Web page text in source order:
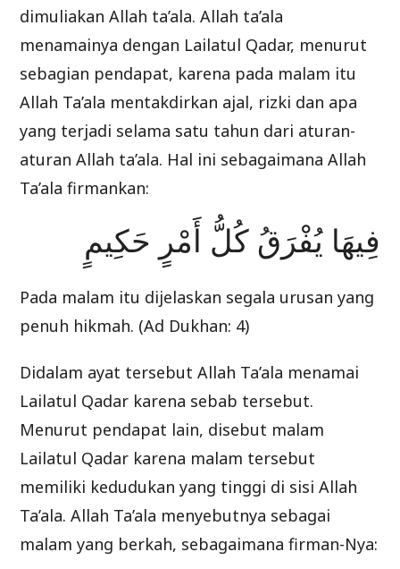
dimuliakan Allah ta’ala. Allah ta’ala
menamainya dengan Lailatul Qadar, menurut
sebagian pendapat, karena pada malam itu
Allah Ta’ala mentakdirkan ajal, rizki dan apa
yang terjadi selama satu tahun dari aturan-
aturan Allah ta’ala. Hal ini sebagaimana Allah
Ta’ala firmankan:
فِيهَا يُفْرَقُ كُلُّ أَمْرٍ حَكِيمٍ
Pada malam itu dijelaskan segala urusan yang
penuh hikmah. (Ad Dukhan: 4)
Didalam ayat tersebut Allah Ta’ala menamai
Lailatul Qadar karena sebab tersebut.
Menurut pendapat lain, disebut malam
Lailatul Qadar karena malam tersebut
memiliki kedudukan yang tinggi di sisi Allah
Ta’ala. Allah Ta’ala menyebutnya sebagai
malam yang berkah, sebagaimana firman-Nya: